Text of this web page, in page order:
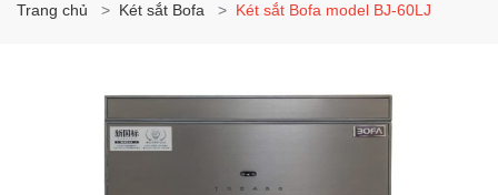
Trang chủ Két sắt Bofa Két sắt Bofa model BJ-60LJ